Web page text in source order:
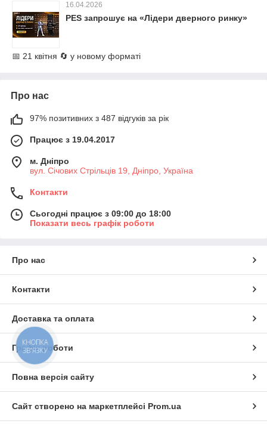
16.04.2026
PES запрошує на «Лідери дверного ринку»
📅 21 квітня 🔄 у новому форматі
Про нас
97% позитивних з 487 відгуків за рік
Працює з 19.04.2017
м. Дніпро
вул. Січових Стрільців 19, Дніпро, Україна
Контакти
Сьогодні працює з 09:00 до 18:00
Показати весь графік роботи
Про нас
Контакти
Доставка та оплата
Графік роботи
Повна версія сайту
Сайт створено на маркетплейсі Prom.ua
КНОПКА
ЗВ'ЯЗКУ